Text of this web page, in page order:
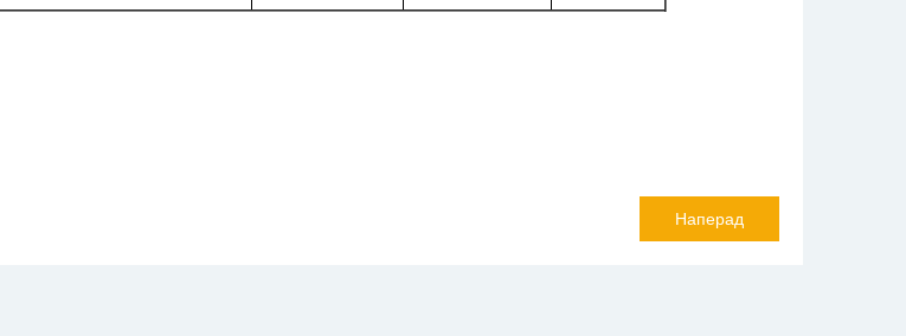
Наперад